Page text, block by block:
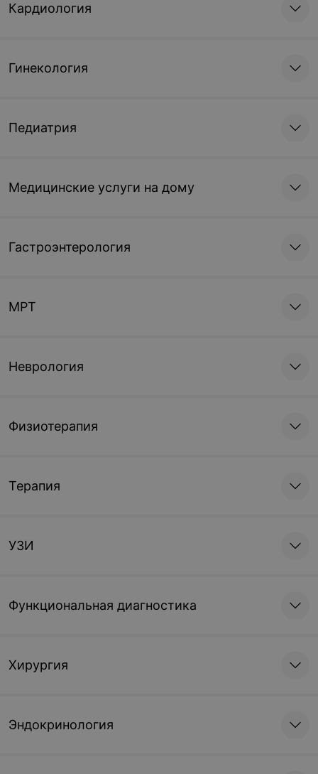
Кардиология
Гинекология
Педиатрия
Медицинские услуги на дому
Гастроэнтерология
МРТ
Неврология
Физиотерапия
Терапия
УЗИ
Функциональная диагностика
Хирургия
Эндокринология